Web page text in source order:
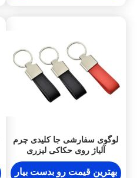
لوگوی سفارشی جا کلیدی چرم
آلیاژ روی حکاکی لیزری
نگهدارنده مینی کلید
بهترین قیمت رو بدست بیار